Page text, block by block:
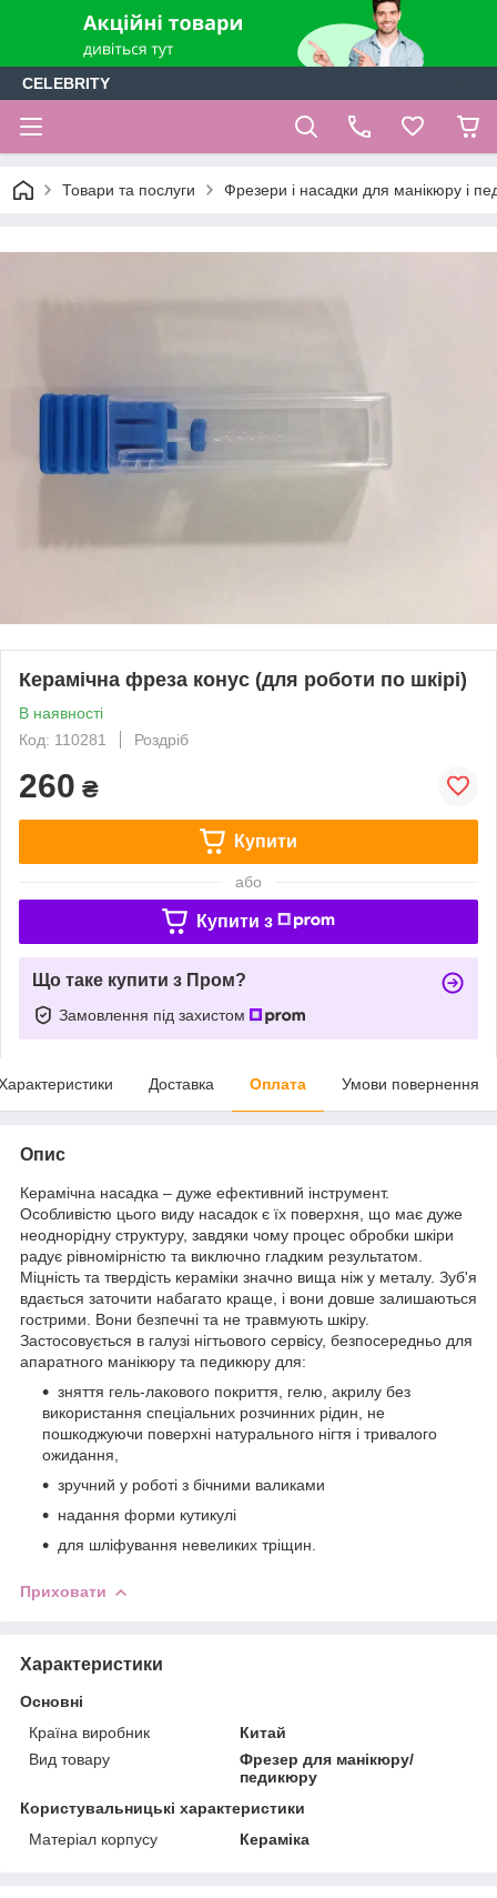
CELEBRITY
Товари та послуги Фрезери і насадки для манікюру і
Керамічна фреза конус (для роботи по шкірі)
В наявності
Код: 110281
Роздріб
260 ₴
Купити
або
Купити з
Що таке купити з Пром?
Замовлення під захистом
Доставка Оплата Умови повернення
Опис
Керамічна насадка – дуже ефективний інструмент.
Особливістю цього виду насадок є їх поверхня, що має дуже
неоднорідну структуру, завдяки чому процес обробки шкіри
радує рівномірністю та виключно гладким результатом.
Міцність та твердість кераміки значно вища ніж у металу. Зуб'я
вдається заточити набагато краще, і вони довше залишаються
гострими. Вони безпечні та не травмують шкіру.
Застосовується в галузі нігтьового сервісу, безпосередньо для
апаратного манікюру та педикюру для:
зняття гель-лакового покриття, гелю, акрилу без
використання спеціальних розчинних рідин, не
пошкоджуючи поверхні натурального нігтя і тривалого
ожидання,
зручний у роботі з бічними валиками
надання форми кутикулі
для шліфування невеликих тріщин.
Приховати
Характеристики
Основні
Країна виробник
Китай
Вид товару
Фрезер для манікюру/
педикюру
Користувальницькі характеристики
Матеріал корпусу
Кераміка